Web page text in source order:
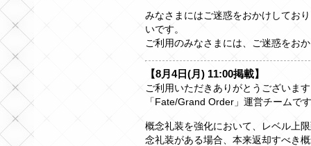
みなさまにはご迷惑をおかけしてお
いです。
ご利用のみなさまには、ご迷惑をお
【8月4日(月) 11:00掲載】
ご利用いただきありがとうございま
「Fate/Grand Order」運営チームで
概念礼装を強化において、レベル上
念礼装がある場合、本来返却すべき